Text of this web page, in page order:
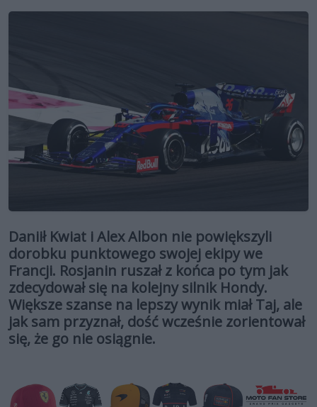
Daniił Kwiat i Alex Albon nie powiększyli
dorobku punktowego swojej ekipy we
Francji. Rosjanin ruszał z końca po tym jak
zdecydował się na kolejny silnik Hondy.
Większe szanse na lepszy wynik miał Taj, ale
jak sam przyznał, dość wcześnie zorientował
się, że go nie osiągnie.